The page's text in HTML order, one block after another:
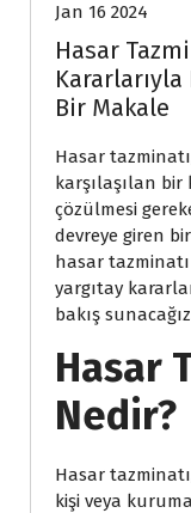
Jan 16 2024
Hasar
Bir Makale
Hasar
karşılaşılan
çözülmesi
devreye giren
hasar
yargıtay
bakış
Hasar
Nedir?
Hasar
kişi veya